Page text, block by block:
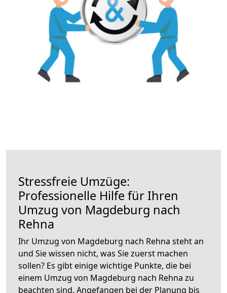
Stressfreie Umzüge:
Professionelle Hilfe für Ihren
Umzug von Magdeburg nach
Rehna
Ihr Umzug von Magdeburg nach Rehna steht an
und Sie wissen nicht, was Sie zuerst machen
sollen? Es gibt einige wichtige Punkte, die bei
einem Umzug von Magdeburg nach Rehna zu
beachten sind. Angefangen bei der Planung bis